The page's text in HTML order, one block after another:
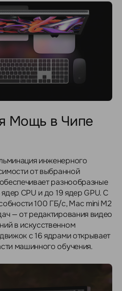
Мощь в Чипе
инженерного
от выбранной
разнообразные
CPU и до 19 ядер GPU. С
100 ГБ/с, Mac mini M2
— от редактирования видео
в искусственном
с 16 ядрами открывает
машинного обучения.